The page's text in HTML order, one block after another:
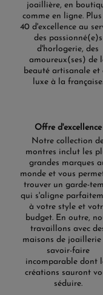
joaillière, en
comme en ligne.
40 d'excellence au
des passionné(e)s
d'horlogerie, des
amoureux(ses) de
beauté artisanale et
luxe à la française.
Offre d'excellence
Notre collection
montres inclut les
grandes marques
monde et vous
trouver un garde-
qui s'aligne
à votre style et
budget. En outre,
travaillons avec
maisons de joaillerie
savoir-faire
incomparable dont
créations sauront
séduire.